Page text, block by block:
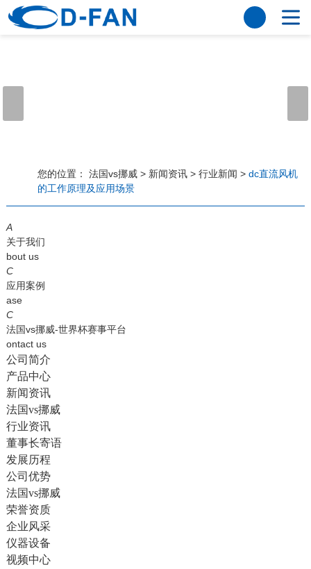
法国vs挪威
应用案例
工程案例
解决方案
新闻资讯
法国vs挪威
行业资讯
常见问题
法国vs挪威-世界杯赛事平台
您的位置： 法国vs挪威> 新闻资讯> 行业新闻 > dc直流风机
的工作原理及应用场景
A
关于我们
bout us
C
应用案例
ase
C
法国vs挪威-世界杯赛事平台
ontact us
公司简介
产品中心
新闻资讯
法国vs挪威
行业资讯
董事长寄语
发展历程
公司优势
法国vs挪威
荣誉资质
企业风采
仪器设备
视频中心